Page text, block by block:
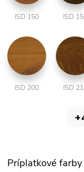
ISD 150 ISD
ISD 200 ISD
Príplatkové